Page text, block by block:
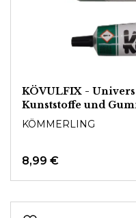
KÖVULFIX -
Kunststoffe und
KÖMMERLING
8,99 €